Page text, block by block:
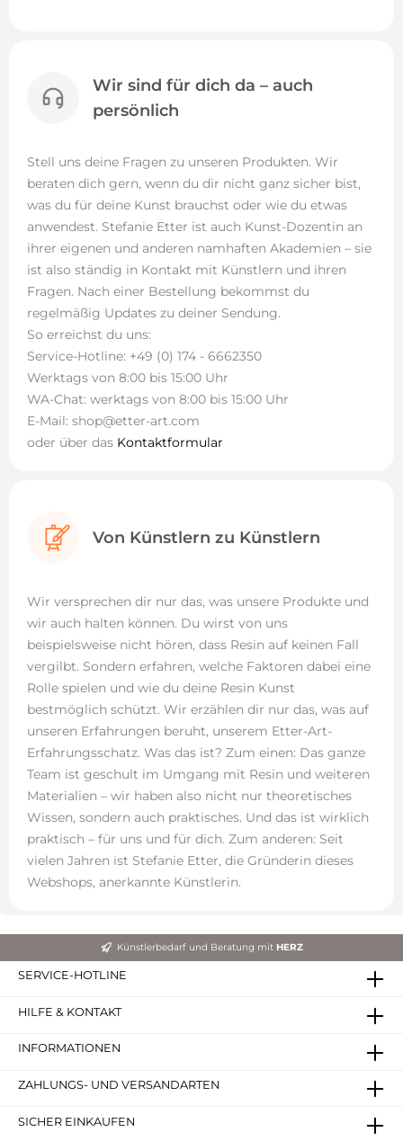
Wir sind für dich da – auch
persönlich
Stell uns deine Fragen zu unseren Produkten. Wir
beraten dich gern, wenn du dir nicht ganz sicher bist,
was du für deine Kunst brauchst oder wie du etwas
anwendest. Stefanie Etter ist auch Kunst-Dozentin an
ihrer eigenen und anderen namhaften Akademien – sie
ist also ständig in Kontakt mit Künstlern und ihren
Fragen. Nach einer Bestellung bekommst du
regelmäßig Updates zu deiner Sendung.
So erreichst du uns:
Service-Hotline: +49 (0) 174 - 6662350
Werktags von 8:00 bis 15:00 Uhr
WA-Chat: werktags von 8:00 bis 15:00 Uhr
E-Mail: shop@etter-art.com
oder über das Kontaktformular
Von Künstlern zu Künstlern
Wir versprechen dir nur das, was unsere Produkte und
wir auch halten können. Du wirst von uns
beispielsweise nicht hören, dass Resin auf keinen Fall
vergilbt. Sondern erfahren, welche Faktoren dabei eine
Rolle spielen und wie du deine Resin Kunst
bestmöglich schützt. Wir erzählen dir nur das, was auf
unseren Erfahrungen beruht, unserem Etter-Art-
Erfahrungsschatz. Was das ist? Zum einen: Das ganze
Team ist geschult im Umgang mit Resin und weiteren
Materialien – wir haben also nicht nur theoretisches
Wissen, sondern auch praktisches. Und das ist wirklich
praktisch – für uns und für dich. Zum anderen: Seit
vielen Jahren ist Stefanie Etter, die Gründerin dieses
Webshops, anerkannte Künstlerin.
Künstlerbedarf und Beratung mitHERZ
SERVICE-HOTLINE
HILFE & KONTAKT
INFORMATIONEN
ZAHLUNGS- UND VERSANDARTEN
SICHER EINKAUFEN